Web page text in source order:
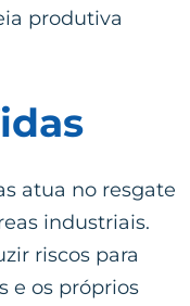
produtiva
atua no resgate
industriais.
riscos para
e os próprios